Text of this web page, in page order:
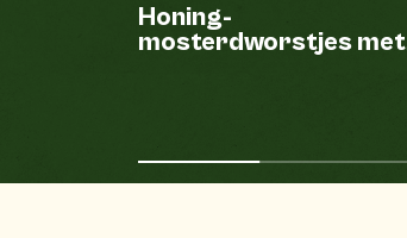
Honing-
mosterdworstjes met